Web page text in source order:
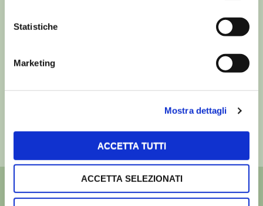
Statistiche
Marketing
Mostra dettagli
ACCETTA TUTTI
ACCETTA SELEZIONATI
37133 Verona - Italia
Partita iva: 00230010233